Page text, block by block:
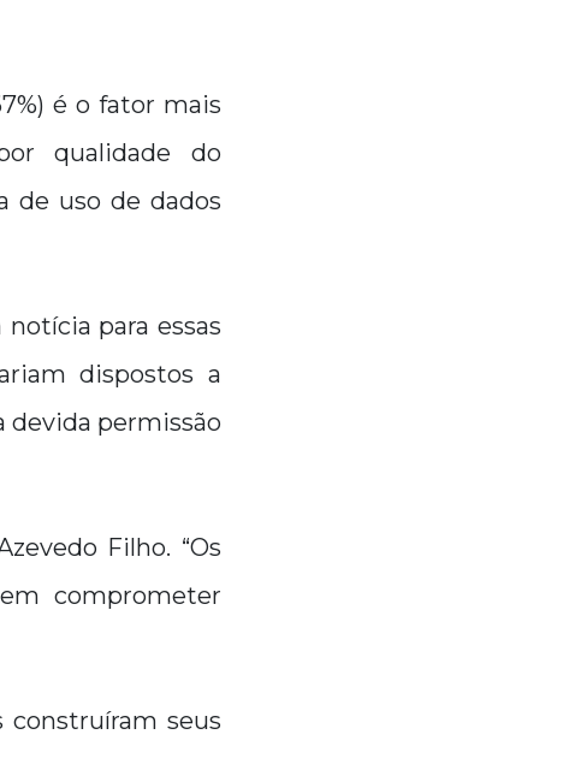
é o fator mais
qualidade do
de uso de dados
para essas
dispostos a
devida permissão
Filho. “Os
comprometer
construíram seus